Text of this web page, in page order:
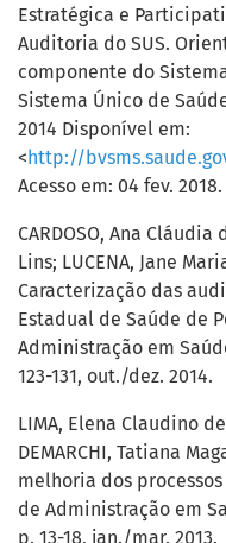
Estratégica e
Auditoria do SUS.
componente do
Sistema Único de
2014 Disponível em:
< http://bvsms.saude.gov.br/bvs/
Acesso em: 04 fev. 2018.
CARDOSO, Ana
Lins; LUCENA, Jane
Caracterização das
Estadual de Saúde de
Administração em
123-131, out./dez. 2014.
LIMA, Elena Claudino
DEMARCHI, Tatiana
melhoria dos
de Administração em
p. 13-18, jan./mar. 2013.